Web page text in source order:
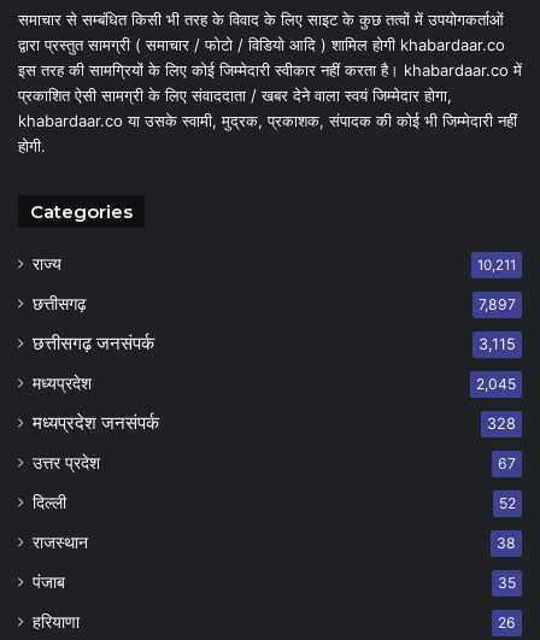
समाचार से सम्बंधित किसी भी तरह के विवाद के लिए साइट के कुछ तत्वों में उपयोगकर्ताओं
द्वारा प्रस्तुत सामग्री ( समाचार / फोटो / विडियो आदि ) शामिल होगी khabardaar.co
इस तरह की सामग्रियों के लिए कोई जिम्मेदारी स्वीकार नहीं करता है। khabardaar.co में
प्रकाशित ऐसी सामग्री के लिए संवाददाता / खबर देने वाला स्वयं जिम्मेदार होगा,
khabardaar.co या उसके स्वामी, मुद्रक, प्रकाशक, संपादक की कोई भी जिम्मेदारी नहीं
होगी.
Categories
राज्य 10,211
छत्तीसगढ़ 7,897
छत्तीसगढ़ जनसंपर्क 3,115
मध्यप्रदेश 2,045
मध्यप्रदेश जनसंपर्क 328
उत्तर प्रदेश 67
दिल्ली 52
राजस्थान 38
पंजाब 35
हरियाणा 26